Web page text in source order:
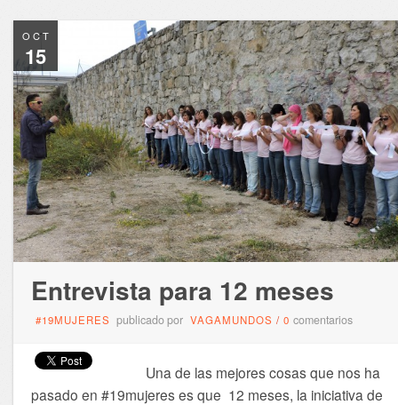
OCT
15
Entrevista para 12 meses
#19MUJERES publicado por VAGAMUNDOS / 0 comentarios
Una de las mejores cosas que nos ha
pasado en #19mujeres es que 12 meses, la iniciativa de